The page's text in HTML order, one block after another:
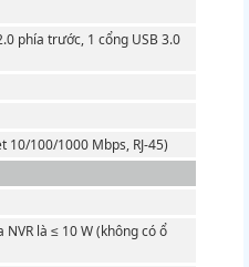
phía trước, 1 cổng USB 3.0
10/100/1000 Mbps, RJ-45)
NVR là ≤ 10 W (không có ổ